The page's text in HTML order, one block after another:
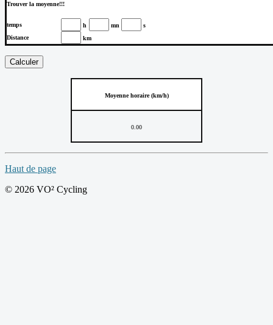
Trouver la moyenne!!!
temps h mn
s
Distance
km
Moyenne horaire (km/h)
0.00
Haut de page
© 2026 VO² Cycling